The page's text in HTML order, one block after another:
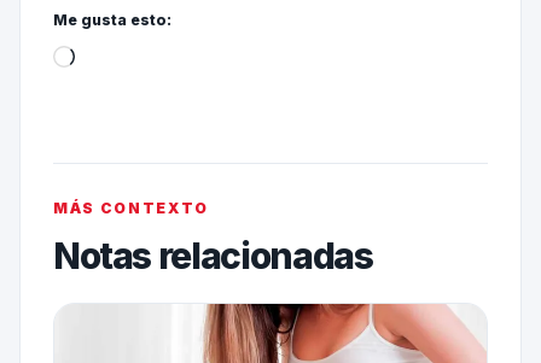
Me gusta esto:
MÁS CONTEXTO
Notas relacionadas